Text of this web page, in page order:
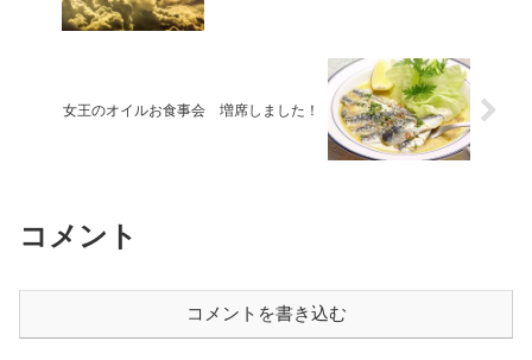
女王のオイルお食事会 増席しました！
コメント
コメントを書き込む